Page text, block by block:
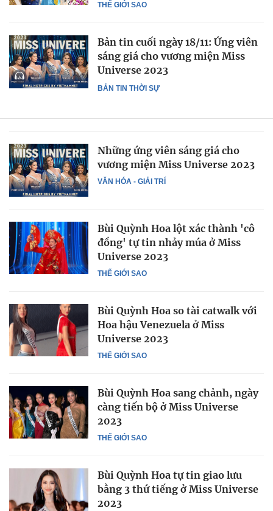
THẾ GIỚI SAO
BẢN TIN THỜI SỰ
Bản tin cuối ngày 18/11: Ứng viên
sáng giá cho vương miện Miss
Universe 2023
VĂN HÓA - GIẢI TRÍ
Những ứng viên sáng giá cho
vương miện Miss Universe 2023
THẾ GIỚI SAO
Bùi Quỳnh Hoa lột xác thành 'cô
đồng' tự tin nhảy múa ở Miss
Universe 2023
THẾ GIỚI SAO
Bùi Quỳnh Hoa so tài catwalk với
Hoa hậu Venezuela ở Miss
Universe 2023
THẾ GIỚI SAO
Bùi Quỳnh Hoa sang chảnh, ngày
càng tiến bộ ở Miss Universe
2023
Bùi Quỳnh Hoa tự tin giao lưu
bằng 3 thứ tiếng ở Miss Universe
2023